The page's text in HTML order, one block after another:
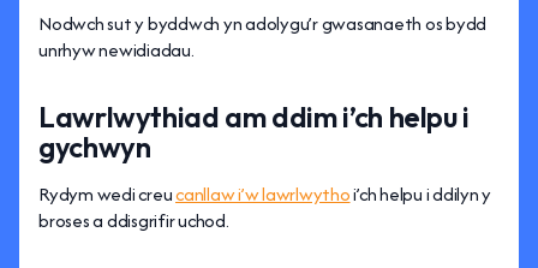
Nodwch sut y byddwch yn adolygu’r gwasanaeth os bydd
unrhyw newidiadau.
Lawrlwythiad am ddim i’ch helpu i
gychwyn
Rydym wedi creucanllaw i’w lawrlwythoi’ch helpu i ddilyn y
broses a ddisgrifir uchod.